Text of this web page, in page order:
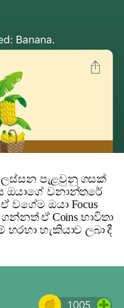
ලස්සන පැළවුනු ගසක්
ඔයාගේ වනාන්තරේ
ඔයා Focus
ඒ Coins භාවිතා
හැකියාව ලබා දී